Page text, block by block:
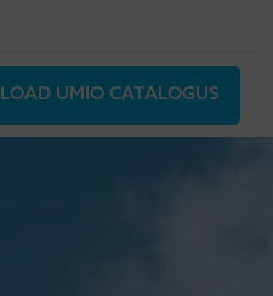
UMIO CATALOGUS